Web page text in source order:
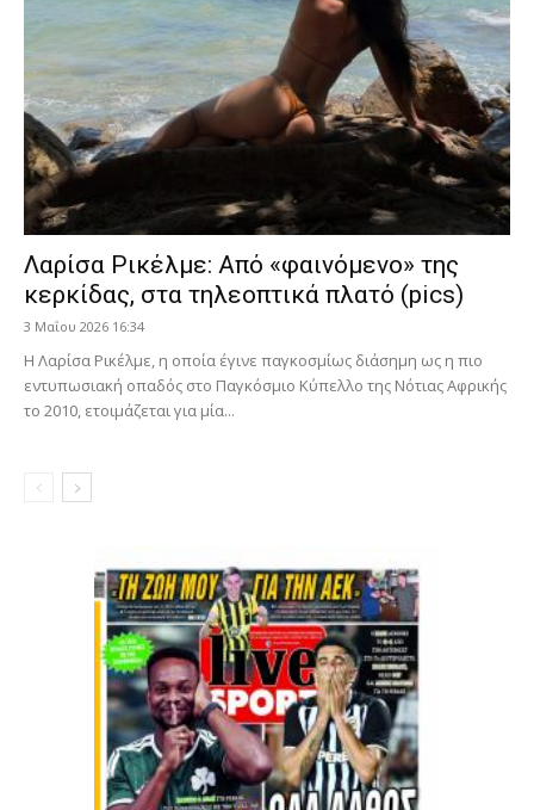
Λαρίσα Ρικέλμε: Από «φαινόμενο» της
κερκίδας, στα τηλεοπτικά πλατό (pics)
3 Μαΐου 2026 16:34
Η Λαρίσα Ρικέλμε, η οποία έγινε παγκοσμίως διάσημη ως η πιο
εντυπωσιακή οπαδός στο Παγκόσμιο Κύπελλο της Νότιας Αφρικής
το 2010, ετοιμάζεται για μία...